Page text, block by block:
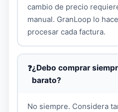
cambio de precio
manual. GranLoop lo
procesar cada factura.
¿Debo comprar
barato?
No siempre. Considera